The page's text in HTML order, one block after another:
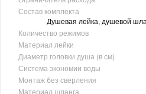
Состав комплекта
Душевая лейка, душевой
Количество режимов
Материал лейки
Диаметр головки душа (в см)
Система экономии воды
Монтаж без сверления
Материал шланга